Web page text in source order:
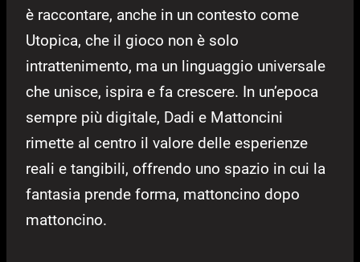
è raccontare, anche in un contesto come
Utopica, che il gioco non è solo
intrattenimento, ma un linguaggio universale
che unisce, ispira e fa crescere. In un’epoca
sempre più digitale, Dadi e Mattoncini
rimette al centro il valore delle esperienze
reali e tangibili, offrendo uno spazio in cui la
fantasia prende forma, mattoncino dopo
mattoncino.